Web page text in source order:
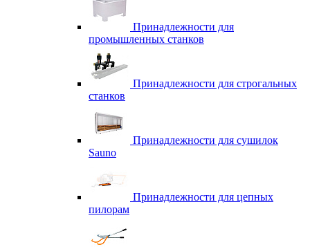
Принадлежности для
промышленных станков
Принадлежности для строгальных
станков
Принадлежности для сушилок
Sauno
Принадлежности для цепных
пилорам